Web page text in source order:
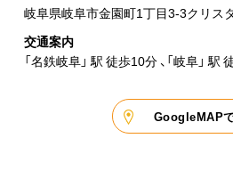
岐阜県岐阜市金園町1丁目3-3クリス
交通案内
「名鉄岐阜」 駅 徒歩10分 、「岐阜」 駅
GoogleMAP